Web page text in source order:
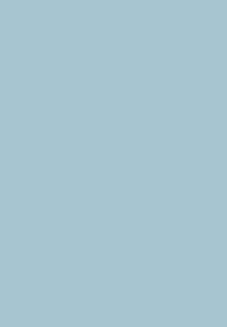
for
juli 2026